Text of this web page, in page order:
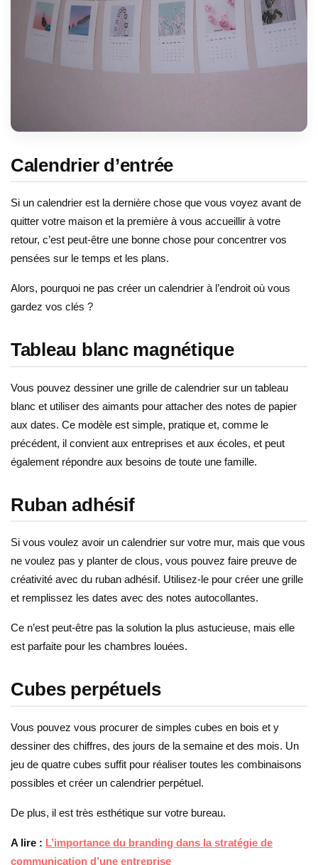
Calendrier d’entrée
Si un calendrier est la dernière chose que vous voyez avant de
quitter votre maison et la première à vous accueillir à votre
retour, c’est peut-être une bonne chose pour concentrer vos
pensées sur le temps et les plans.
Alors, pourquoi ne pas créer un calendrier à l’endroit où vous
gardez vos clés ?
Tableau blanc magnétique
Vous pouvez dessiner une grille de calendrier sur un tableau
blanc et utiliser des aimants pour attacher des notes de papier
aux dates. Ce modèle est simple, pratique et, comme le
précédent, il convient aux entreprises et aux écoles, et peut
également répondre aux besoins de toute une famille.
Ruban adhésif
Si vous voulez avoir un calendrier sur votre mur, mais que vous
ne voulez pas y planter de clous, vous pouvez faire preuve de
créativité avec du ruban adhésif. Utilisez-le pour créer une grille
et remplissez les dates avec des notes autocollantes.
Ce n’est peut-être pas la solution la plus astucieuse, mais elle
est parfaite pour les chambres louées.
Cubes perpétuels
Vous pouvez vous procurer de simples cubes en bois et y
dessiner des chiffres, des jours de la semaine et des mois. Un
jeu de quatre cubes suffit pour réaliser toutes les combinaisons
possibles et créer un calendrier perpétuel.
De plus, il est très esthétique sur votre bureau.
A lire : L’importance du branding dans la stratégie de
communication d’une entreprise